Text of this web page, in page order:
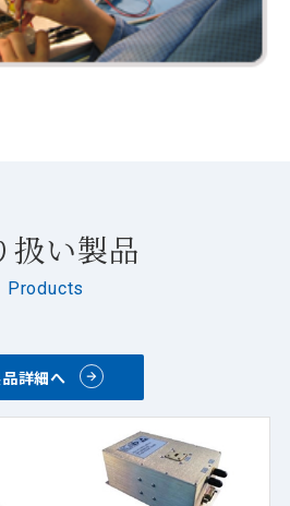
扱い製品
Products
詳細へ